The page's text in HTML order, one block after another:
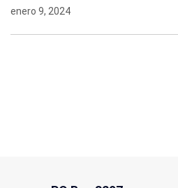
enero 9, 2024